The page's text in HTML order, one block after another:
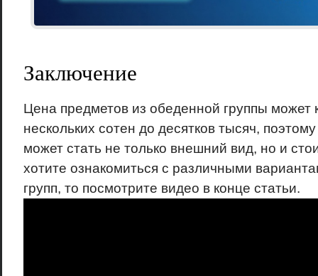
Заключение
Цена предметов из обеденной группы может
нескольких сотен до десятков тысяч,
может стать не только внешний вид, но и
хотите ознакомиться с различными
групп, то посмотрите видео в конце статьи.